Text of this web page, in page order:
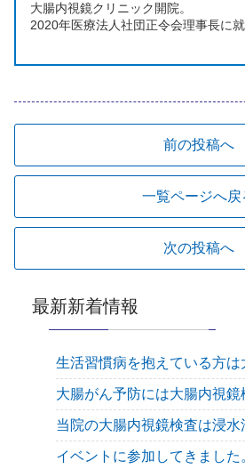
大腸内視鏡クリニック開院。
2020年医療法人社団正令会理事長に就
前の投稿へ
一覧ページへ戻
次の投稿へ
最新新着情報
当院の大腸内視鏡検査は浸水
イベントに参加してきました